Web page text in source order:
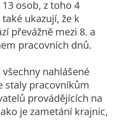
osob, z toho 4
ukazují, že k
převážně mezi 8. a
pracovních dnů.
nahlášené
staly pracovníkům
provádějících na
je zametání krajnic,